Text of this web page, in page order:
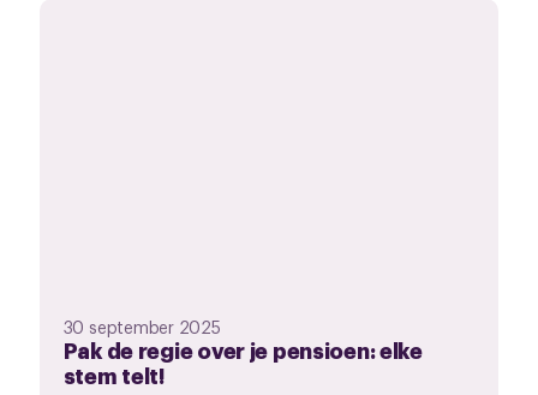
30 september 2025
Pak de regie over je pensioen: elke
stem telt!